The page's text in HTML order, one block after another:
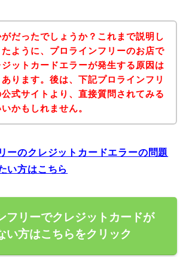
がだったでしょうか？これまで説明し
ように、プロラインフリーのお店で
ジットカードエラーが発生する原因は
ります。後は、下記プロラインフリ
公式サイトより、直接質問されてみる
かもしれません。
ーのクレジットカードエラーの問題
い方はこちら
フリーでクレジットカードが
い方はこちらをクリック